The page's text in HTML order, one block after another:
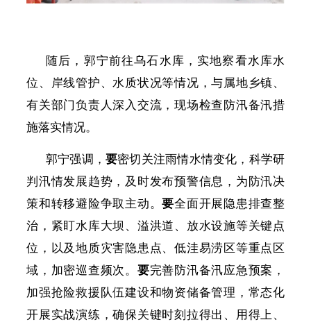
随后，郭宁前往乌石水库，实地察看水库水
位、岸线管护、水质状况等情况，与属地乡镇、
有关部门负责人深入交流，现场检查防汛备汛措
施落实情况。
郭宁强调，要密切关注雨情水情变化，科学研
判汛情发展趋势，及时发布预警信息，为防汛决
策和转移避险争取主动。要全面开展隐患排查整
治，紧盯水库大坝、溢洪道、放水设施等关键点
位，以及地质灾害隐患点、低洼易涝区等重点区
域，加密巡查频次。 要完善防汛备汛应急预案，
加强抢险救援队伍建设和物资储备管理，常态化
开展实战演练，确保关键时刻拉得出、用得上、